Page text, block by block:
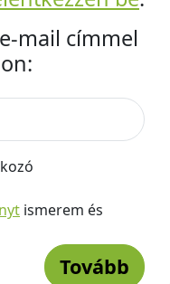
e-mail címmel
ismerem és
Tovább